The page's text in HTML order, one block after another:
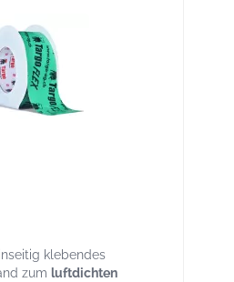
klebendes
zum luftdichten